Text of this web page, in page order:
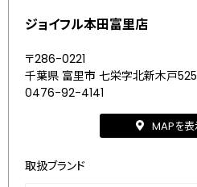
ジョイフル本田富里店
〒286-0221
千葉県 富里市 七栄字北新木戸
0476-92-4141
MAPを表
取扱ブランド